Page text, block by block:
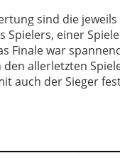
sind die jeweils
Spielers, einer
Finale war
den allerletzten
auch der Sieger